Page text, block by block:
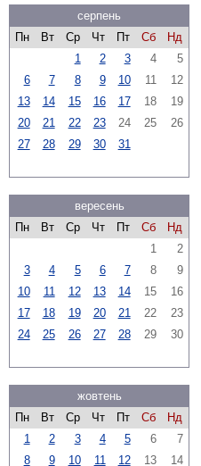
серпень
Пн
Вт Ср Чт Пт Сб
Нд
1
2 3 4
5
6
7 8 9 10 11
12
13
14 15 16 17 18
19
20
21 22 23 24 25
26
27
28 29 30 31
вересень
Пн
Вт Ср Чт Пт Сб
Нд
1
2
3
4 5 6 7 8
9
10
11 12 13 14 15
16
17
18 19 20 21 22
23
24
25 26 27 28 29 30
жовтень
Пн
Вт Ср Чт Пт Сб
Нд
1
2 3 4 5 6
7
8
9 10 11 12 13 14